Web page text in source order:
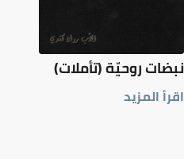
نبضات روحيّة (تأملات)
اقرأ المزيد